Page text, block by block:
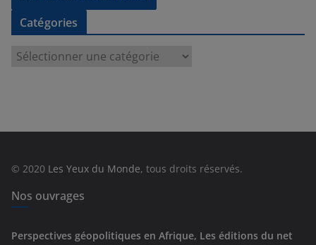
Catégories
e
s
© 2020 Les Yeux du Monde, tous droits réservés.
Nos ouvrages
Perspectives géopolitiques en Afrique, Les éditions du net